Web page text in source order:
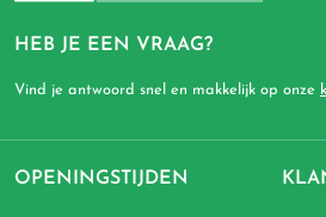
HEB JE EEN VRAAG?
Vind je antwoord snel en makkelijk op onze
OPENINGSTIJDEN